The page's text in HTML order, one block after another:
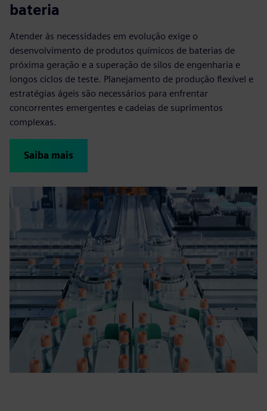
bateria
Atender às necessidades em evolução exige o
desenvolvimento de produtos químicos de baterias de
próxima geração e a superação de silos de engenharia e
longos ciclos de teste. Planejamento de produção flexível e
estratégias ágeis são necessários para enfrentar
concorrentes emergentes e cadeias de suprimentos
complexas.
Saiba mais